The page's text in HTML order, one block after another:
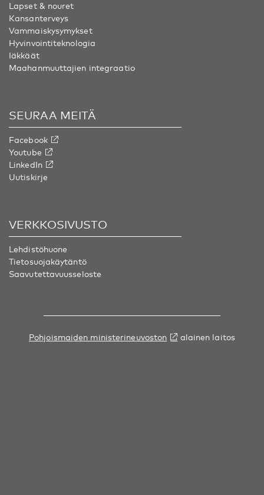
Lapset & nouret
Kansanterveys
Vammaiskysymykset
Hyvinvointiteknologia
Iäkkäät
Maahanmuuttajien integraatio
SEURAA MEITÄ
Facebook
Youtube
LinkedIn
Uutiskirje
VERKKOSIVUSTO
Lehdistöhuone
Tietosuojakäytäntö
Saavutettavuusseloste
Pohjoismaiden ministerineuvoston alainen laitos